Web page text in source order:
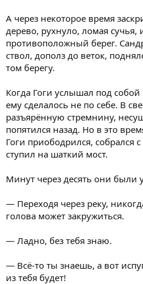
А через некоторое время
дерево, рухнуло, ломая сучья,
противоположный берег.
ствол, дополз до веток,
том берегу.
Когда Гоги услышал под
ему сделалось не по себе. В
разъярённую стремнину,
попятился назад. Но в это
Гоги приободрился, собрался
ступил на шаткий мост.
Минут через десять они были
— Переходя через реку,
голова может закружиться.
— Ладно, без тебя знаю.
— Всё-то ты знаешь, а вот
из тебя будет!